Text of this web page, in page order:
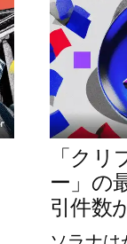
「ク
ー」の
引件数